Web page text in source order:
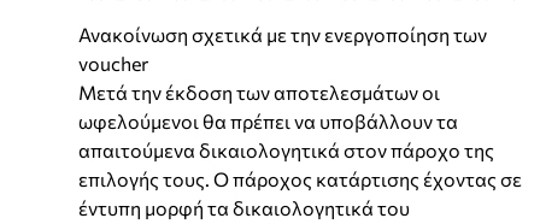
Ανακοίνωση σχετικά με την ενεργοποίηση των
voucher
Μετά την έκδοση των αποτελεσμάτων οι
ωφελούμενοι θα πρέπει να υποβάλλουν τα
απαιτούμενα δικαιολογητικά στον πάροχο της
επιλογής τους. Ο πάροχος κατάρτισης έχοντας σε
έντυπη μορφή τα δικαιολογητικά του